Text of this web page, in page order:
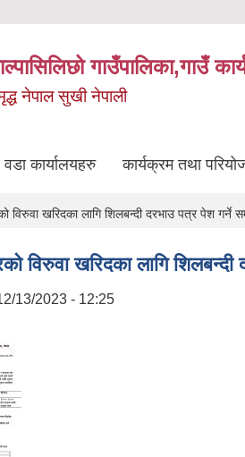
गाउँपालिका,गाउँ
नेपाल सुखी नेपाली
वडा कार्यालयहरु कार्यक्रम तथा
खरिदका लागि शिलबन्दी दरभाउ पत्र पेश गर्ने
विरुवा खरिदका लागि
13/2023 - 12:25